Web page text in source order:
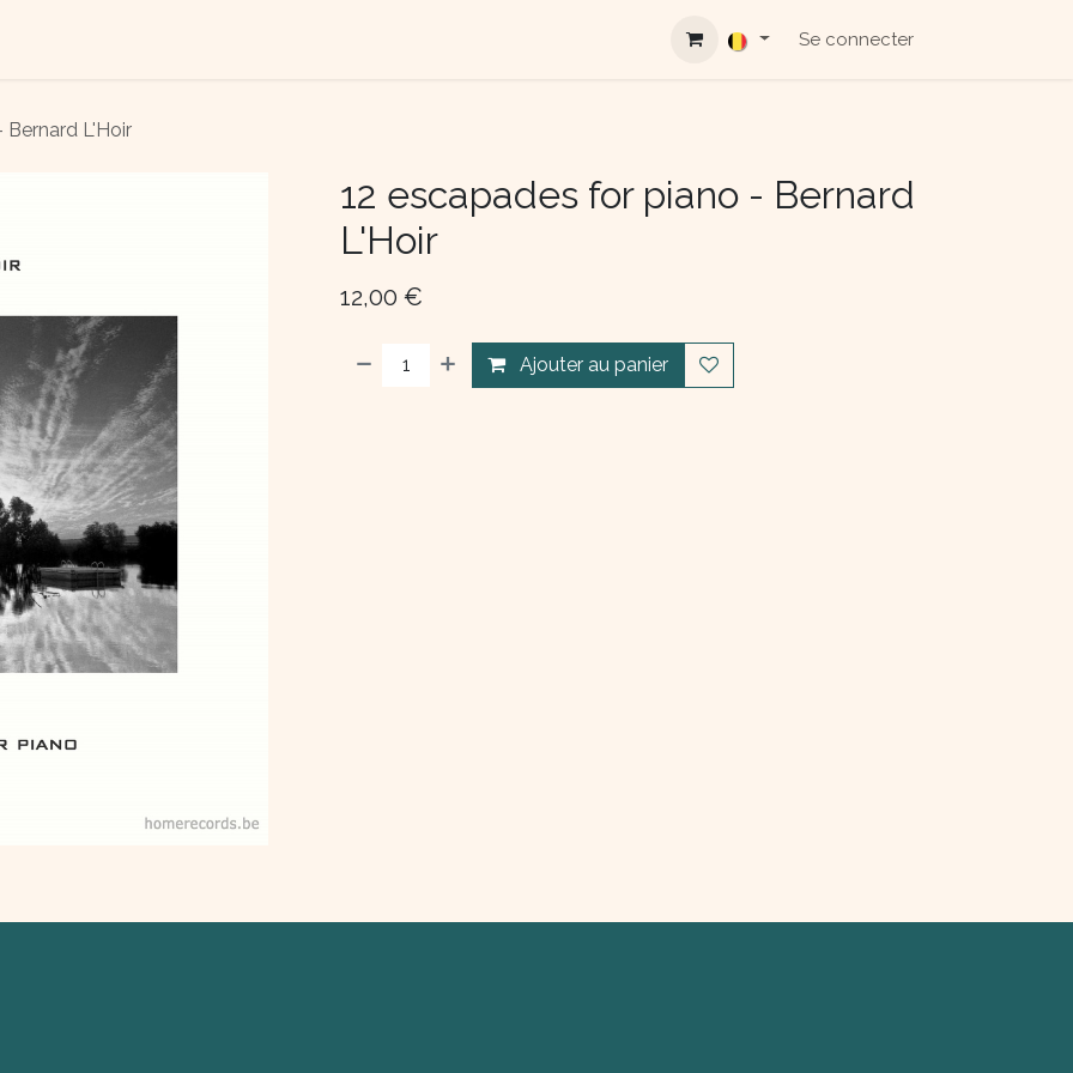
Se connecter
L'Hoir
12 escapades for piano - Bernard
L'Hoir
12,00 €
Ajouter au panier